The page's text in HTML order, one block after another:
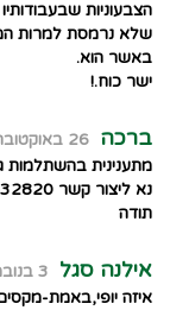
הצבעוניות
שלא נרמסת למרות
באשר הוא.
ישר כוח.!
ברכה 26 באוקטובר 2013 בשעה 11:51
מתענינית בהשתלמות
נא ליצור קשר 0507632820
תודה
אילנה סגל 3 בנובמבר 2013 בשעה 14:36
איזה יופי,באמת-